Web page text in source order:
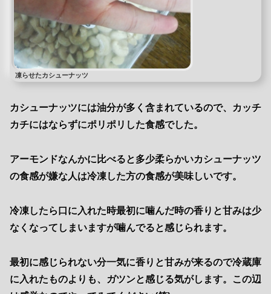
凍らせたカシューナッツ
カシューナッツには油分が多く含まれているので、カッチ
カチにはならずにポリポリした食感でした。
アーモンドなんかに比べると多少柔らかいカシューナッツ
の食感が嫌な人は冷凍した方の食感が美味しいです。
冷凍したら口に入れた時最初に噛んだ時の香りと甘みは少
なくなってしまいますが噛んでると感じられます。
最初に感じられない分一気に香りと甘みが来るので冷蔵庫
に入れたものよりも、ガツンと感じる気がします。この辺